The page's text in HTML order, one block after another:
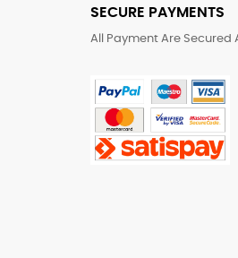
SECURE PAYMENTS
All Payment Are Secured